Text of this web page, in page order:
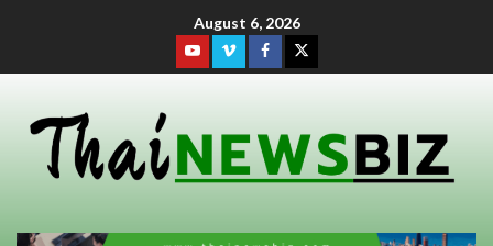
August 6, 2026